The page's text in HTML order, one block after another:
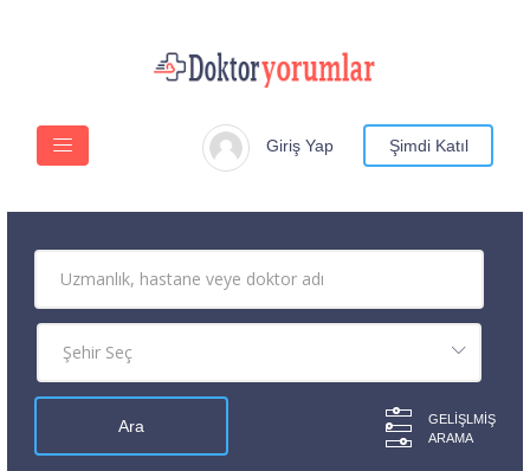
Giriş Yap Şimdi Katıl
GELIŞLMIŞ
ARAMA